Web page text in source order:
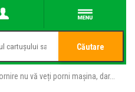
Căutare
nu vă veți porni mașina, dar...